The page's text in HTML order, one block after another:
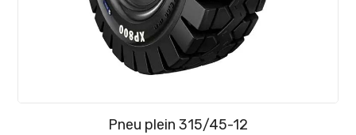
Pneu plein 315/45-12